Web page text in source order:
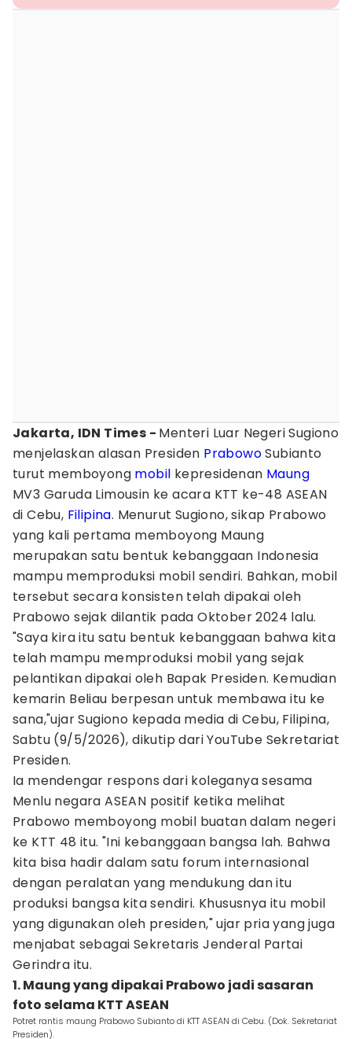
Jakarta, IDN Times - Menteri Luar Negeri Sugiono
menjelaskan alasan Presiden PrabowoSubianto
turut memboyong mobil kepresidenan Maung
MV3 Garuda Limousin ke acara KTT ke-48 ASEAN
di Cebu, Filipina. Menurut Sugiono, sikap Prabowo
yang kali pertama memboyong Maung
merupakan satu bentuk kebanggaan Indonesia
mampu memproduksi mobil sendiri. Bahkan, mobil
tersebut secara konsisten telah dipakai oleh
Prabowo sejak dilantik pada Oktober 2024 lalu.
"Saya kira itu satu bentuk kebanggaan bahwa kita
telah mampu memproduksi mobil yang sejak
pelantikan dipakai oleh Bapak Presiden. Kemudian
kemarin Beliau berpesan untuk membawa itu ke
sana,"ujar Sugiono kepada media di Cebu, Filipina,
Sabtu (9/5/2026), dikutip dari YouTube Sekretariat
Presiden.
Ia mendengar respons dari koleganya sesama
Menlu negara ASEAN positif ketika melihat
Prabowo memboyong mobil buatan dalam negeri
ke KTT 48 itu. "Ini kebanggaan bangsa lah. Bahwa
kita bisa hadir dalam satu forum internasional
dengan peralatan yang mendukung dan itu
produksi bangsa kita sendiri. Khususnya itu mobil
yang digunakan oleh presiden," ujar pria yang juga
menjabat sebagai Sekretaris Jenderal Partai
Gerindra itu.
1. Maung yang dipakai Prabowo jadi sasaran
foto selama KTT ASEAN
Potret rantis maung Prabowo Subianto di KTT ASEAN di Cebu. (Dok. Sekretariat
Presiden).